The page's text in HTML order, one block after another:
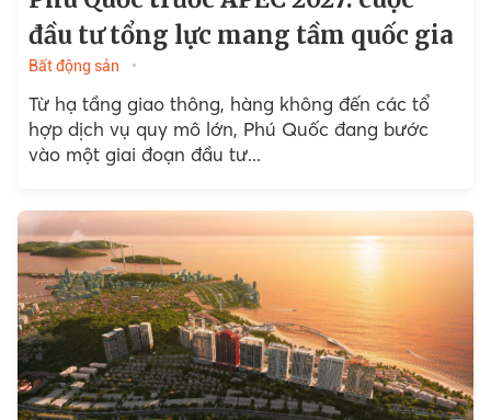
đầu tư tổng lực mang tầm quốc gia
Bất động sản
Từ hạ tầng giao thông, hàng không đến các tổ
hợp dịch vụ quy mô lớn, Phú Quốc đang bước
vào một giai đoạn đầu tư...